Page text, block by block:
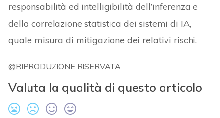
responsabilità ed intelligibilità dell’inferenza e
della correlazione statistica dei sistemi di IA,
quale misura di mitigazione dei relativi rischi.
@RIPRODUZIONE RISERVATA
Valuta la qualità di questo articolo